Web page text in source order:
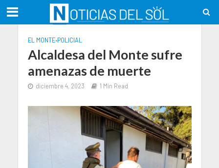
EL MONTE•POLICIAL
Alcaldesa del Monte sufre
amenazas de muerte
diciembre 4, 2023 1 Min Read